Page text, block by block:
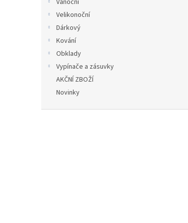
Vánoční
Velikonoční
Dárkový
Kování
Obklady
Vypínače a zásuvky
AKČNÍ ZBOŽÍ
Novinky